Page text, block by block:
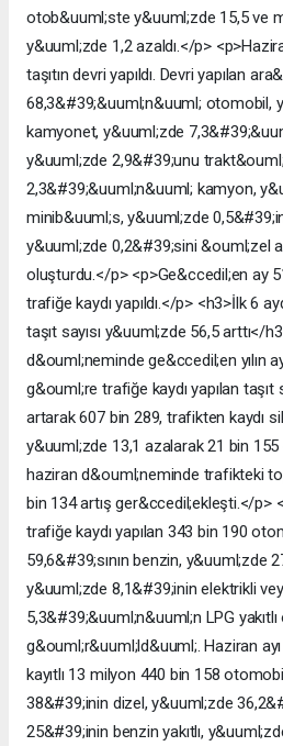
otob&uuml;ste y&uuml;zde 15,5 ve
y&uuml;zde 1,2 azaldı.</p>
taşıtın devri yapıldı. Devri yapılan
68,3&#39;&uuml;n&uuml; otomobil,
kamyonet, y&uuml;zde
y&uuml;zde 2,9&#39;unu
2,3&#39;&uuml;n&uuml; kamyon,
minib&uuml;s, y&uuml;zde
y&uuml;zde 0,2&#39;sini &ouml;zel
oluşturdu.</p> <p>Ge&ccedil;en ay
trafiğe kaydı yapıldı.</p> <h3>İlk 6
taşıt sayısı y&uuml;zde 56,5 arttı</
d&ouml;neminde ge&ccedil;en yılın
g&ouml;re trafiğe kaydı yapılan taşıt
artarak 607 bin 289, trafikten kaydı
y&uuml;zde 13,1 azalarak 21 bin
haziran d&ouml;neminde trafikteki
bin 134 artış ger&ccedil;ekleşti.</p>
trafiğe kaydı yapılan 343 bin 190
59,6&#39;sının benzin, y&uuml;zde
y&uuml;zde 8,1&#39;inin elektrikli
5,3&#39;&uuml;n&uuml;n LPG yakıtlı
g&ouml;r&uuml;ld&uuml;. Haziran
kayıtlı 13 milyon 440 bin 158
38&#39;inin dizel, y&uuml;zde
25&#39;inin benzin yakıtlı,